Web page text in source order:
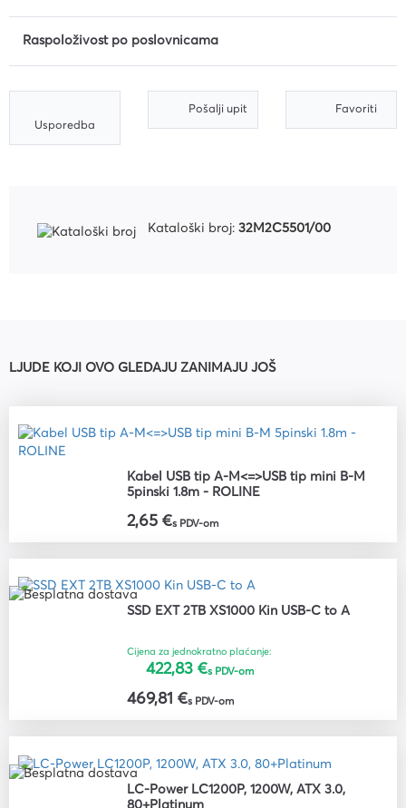
Raspoloživost po poslovnicama
Usporedba
Pošalji upit Favoriti
Kataloški broj:32M2C5501/00
LJUDE KOJI OVO GLEDAJU ZANIMAJU JOŠ
Kabel USB tip A-M<=>USB tip mini B-M
5pinski 1.8m - ROLINE
2,65 €s PDV-om
SSD EXT 2TB XS1000 Kin USB-C to A
Cijena za jednokratno plaćanje:
422,83 €s PDV-om
469,81 €s PDV-om
LC-Power LC1200P, 1200W, ATX 3.0,
80+Platinum